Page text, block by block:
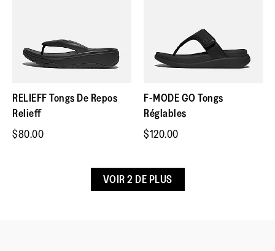
Caoutchouc Antidérapant
Technologie de la Semelle
Microwobbleboard
Tous les instruction et documents sont inclus dans votre
colis
Les retours ne sont pas gratuits
RELIEFF Tongs De Repos
Relieff
$80.00
F-MODE GO Tongs
Réglables
$120.00
VOIR 2 DE PLUS